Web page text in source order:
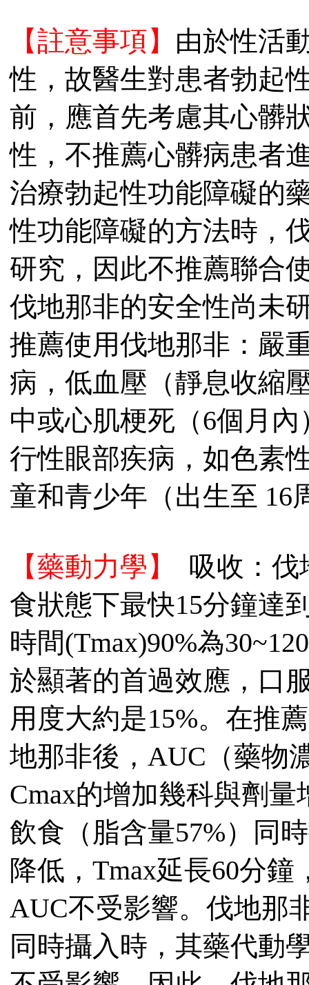
【註意事項】 由於性活
性，故醫生對患者勃起
前，應首先考慮其心髒
性，不推薦心髒病患者
治療勃起性功能障礙的
性功能障礙的方法時，
研究，因此不推薦聯合
伐地那非的安全性尚未
推薦使用伐地那非：嚴
病，低血壓（靜息收縮
中或心肌梗死（6個月
行性眼部疾病，如色素
童和青少年（出生至 16
【藥動力學】
吸收：伐
食狀態下最快15分鐘達
時間(Tmax)90%為
於顯著的首過效應，口
用度大約是15%。在推
地那非後，AUC（藥物
Cmax的增加幾科與劑
飲食（脂含量57%）同
降低，Tmax延長60分鐘
AUC不受影響。伐地那
同時攝入時，其藥代動